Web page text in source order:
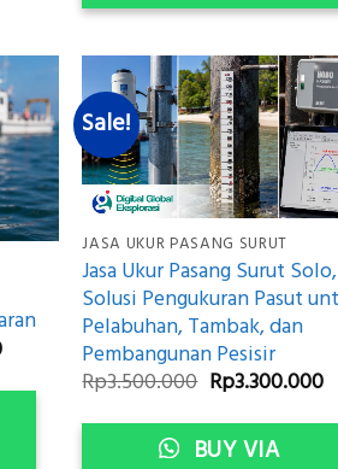
Current
is:
Sale!
JASA UKUR PASANG SURUT
Jasa Ukur Pasang Surut Solo,
Solusi Pengukuran Pasut
Pelabuhan, Tambak, dan
Pembangunan Pesisir
Rp3.500.000 Original
price
was:
Rp3.500.000.
Rp3.300.000
BUY VIA